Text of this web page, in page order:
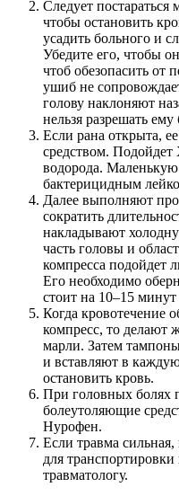
Следует постараться
чтобы остановить
усадить больного и
Убедите его, чтобы
чтоб обезопасить от
ушиб не
голову наклоняют
нельзя разрешать ему
Если рана открыта,
средством.
водорода.
бактерицидным
Далее выполняют
сократить
накладывают
часть головы и
компресса подойдет
Его необходимо
стоит на 10–15
Когда кровотечение
компресс, то делают
марли. Затем
и вставляют в
остановить кровь.
При головных болях
болеутоляющие
Нурофен.
Если травма
для
травматологу.